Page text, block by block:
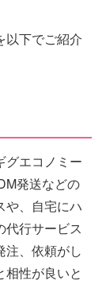
以下でご紹介
グエコノミー
発送などの
や、自宅にハ
代行サービス
注、依頼がし
性が良いと